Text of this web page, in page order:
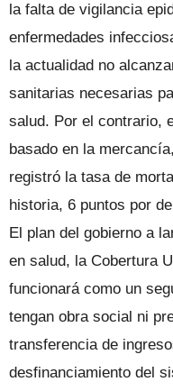
la falta de vigilancia
enfermedades
la actualidad no
sanitarias necesarias
salud. Por el contrario,
basado en la
registró la tasa de
historia, 6 puntos por
El plan del gobierno a
en salud, la Cobertura
funcionará como un
tengan obra social ni
transferencia de
desfinanciamiento del